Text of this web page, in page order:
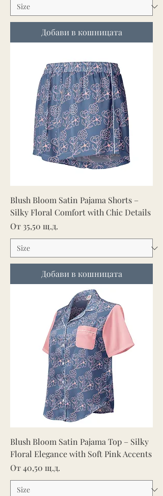
Добави в кошницата
Blush Bloom Satin Pajama Shorts –
Silky Floral Comfort with Chic Details
От 35,50 щ.д.
Продажна цена
Добави в кошницата
Blush Bloom Satin Pajama Top – Silky
Floral Elegance with Soft Pink Accents
От40,50 щ.д.
Продажна цена